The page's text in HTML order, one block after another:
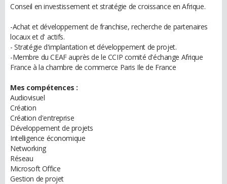
Conseil en investissement et stratégie de croissance en Afrique.
-Achat et développement de franchise, recherche de partenaires
locaux et d' actifs.
- Stratégie d'implantation et développement de projet.
-Membre du CEAF auprès de le CCIP comité d'échange Afrique
France à la chambre de commerce Paris Ile de France
Mes compétences :
Audiovisuel
Création
Création d'entreprise
Développement de projets
Intelligence économique
Networking
Réseau
Microsoft Office
Gestion de projet